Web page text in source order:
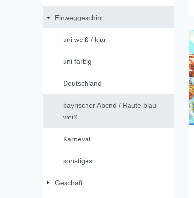
Einweggeschirr
uni weiß / klar
uni farbig
Deutschland
bayrischer Abend / Raute blau
weiß
Karneval
sonstiges
Geschäft